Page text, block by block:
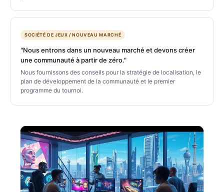
SOCIÉTÉ DE JEUX / NOUVEAU MARCHÉ
"Nous entrons dans un nouveau marché et devons créer
une communauté à partir de zéro."
Nous fournissons des conseils pour la stratégie de localisation, le
plan de développement de la communauté et le premier
programme du tournoi.